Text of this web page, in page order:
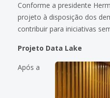
Conforme a presidente
projeto à disposição dos
contribuir para iniciativas
Projeto Data Lake
Após a